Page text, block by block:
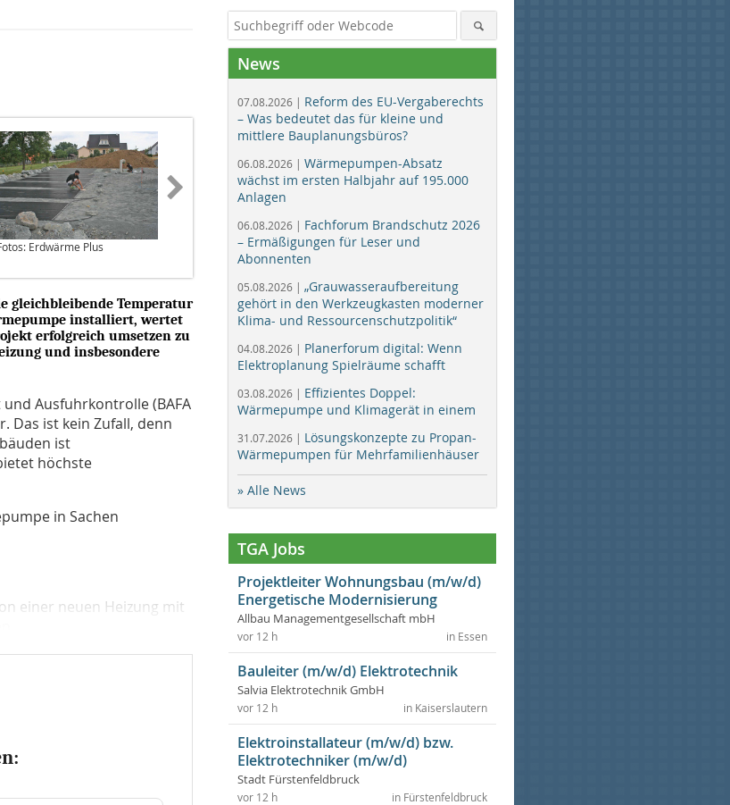
Erdwärme Plus Foto: Erdwärme Plus
gleichbleibende Temperatur
installiert, wertet
erfolgreich umsetzen zu
und insbesondere
Ausfuhrkontrolle (BAFA
Das ist kein Zufall, denn
ist
höchste
in Sachen
einer neuen Heizung mit
News
07.08.2026 | Reform des EU-Vergaberechts
– Was bedeutet das für kleine und
mittlere Bauplanungsbüros?
06.08.2026 | Wärmepumpen-Absatz
wächst im ersten Halbjahr auf 195.000
Anlagen
06.08.2026 | Fachforum Brandschutz 2026
– Ermäßigungen für Leser und
Abonnenten
05.08.2026 | „Grauwasseraufbereitung
gehört in den Werkzeugkasten moderner
Klima- und Ressourcenschutzpolitik“
04.08.2026 | Planerforum digital: Wenn
Elektroplanung Spielräume schafft
03.08.2026 | Effizientes Doppel:
Wärmepumpe und Klimagerät in einem
31.07.2026 | Lösungskonzepte zu Propan-
Wärmepumpen für Mehrfamilienhäuser
» Alle News
TGA Jobs
Projektleiter Wohnungsbau (m/w/d)
Energetische Modernisierung
Allbau Managementgesellschaft mbH
in Essen
vor 12 h
Bauleiter (m/w/d) Elektrotechnik
Salvia Elektrotechnik GmbH
in Kaiserslautern
vor 12 h
Elektroinstallateur (m/w/d) bzw.
Elektrotechniker (m/w/d)
Stadt Fürstenfeldbruck
in Fürstenfeldbruck
vor 12 h